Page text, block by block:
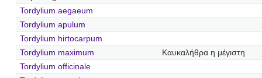
Tordylium aegaeum
Tordylium apulum
Tordylium hirtocarpum
Tordylium maximum
Καυκαλήθρα η μέγιστη
Tordylium officinale